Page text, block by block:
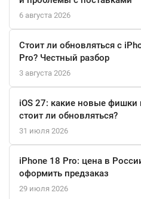
обеспечивают кристальную
Веб-камера FaceTime HD 1080p
созидания.
6 августа 2026
Стоит ли обновляться с
Pro? Честный разбор
3 августа 2026
iOS 27: какие новые фишки
стоит ли обновляться?
31 июля 2026
iPhone 18 Pro: цена в
оформить предзаказ
29 июля 2026